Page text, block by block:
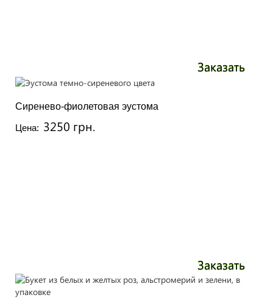
Заказать
Сиренево-фиолетовая эустома
Цена: 3250 грн.
Заказать